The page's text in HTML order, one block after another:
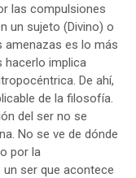
las compulsiones
un sujeto (Divino) o
amenazas es lo más
hacerlo implica
De ahí,
de la filosofía.
del ser no se
No se ve de dónde
por la
un ser que acontece